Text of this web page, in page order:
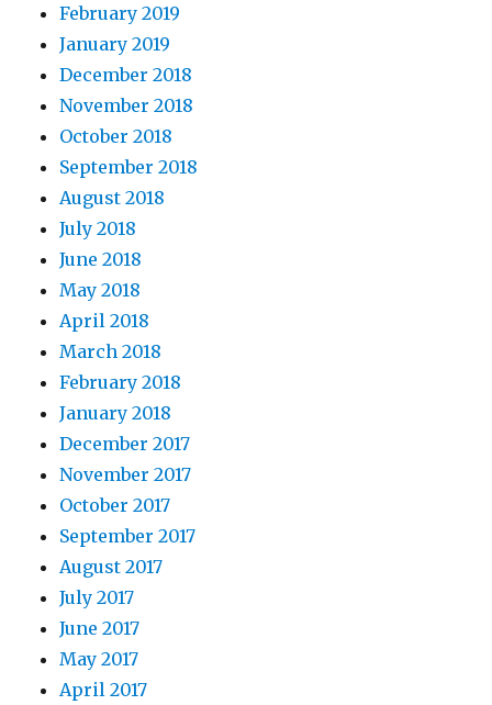
February 2019
January 2019
December 2018
November 2018
October 2018
September 2018
August 2018
July 2018
June 2018
May 2018
April 2018
March 2018
February 2018
January 2018
December 2017
November 2017
October 2017
September 2017
August 2017
July 2017
June 2017
May 2017
April 2017